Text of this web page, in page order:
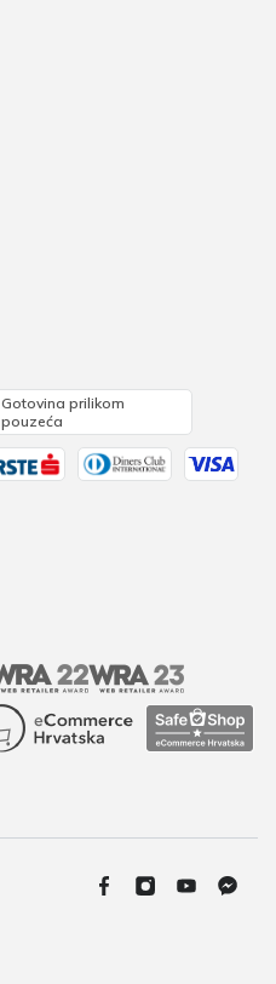
Gotovina prilikom
pouzeća